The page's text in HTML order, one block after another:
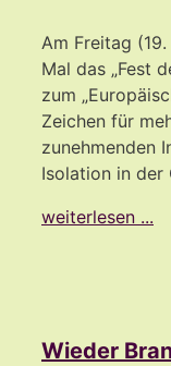
Am Freitag
Mal das „Fest
zum
Zeichen für
zunehmenden
Isolation in der
weiterlesen ...
Wieder